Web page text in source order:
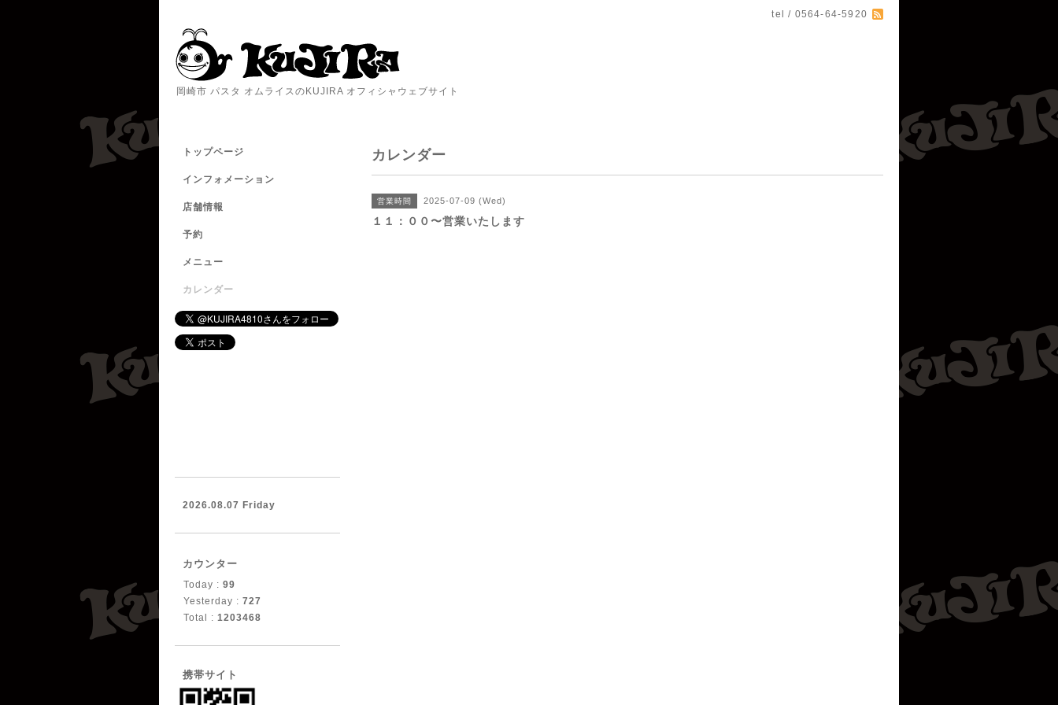
tel / 0564-64-5920
岡崎市 パスタ オムライスのKUJIRA オフィシャウェブサイト
カレンダー
営業時間 2025-07-09 (Wed)
１１：００〜営業いたします
トップページ
インフォメーション
店舗情報
予約
メニュー
カレンダー
2026.08.07 Friday
カウンター
Today : 99
Yesterday : 727
Total : 1203468
携帯サイト